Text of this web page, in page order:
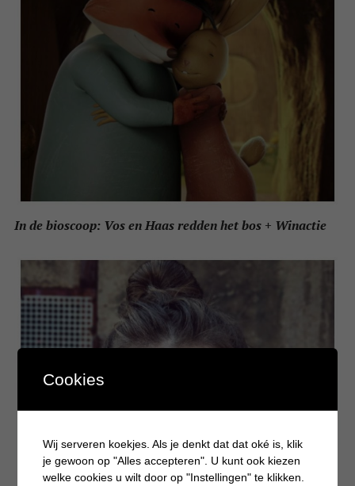
In de bioscoop: Vos en Haas redden het bos + Winactie
Cookies
Wij serveren koekjes. Als je denkt dat dat oké is, klik
je gewoon op "Alles accepteren". U kunt ook kiezen
welke cookies u wilt door op "Instellingen" te klikken.